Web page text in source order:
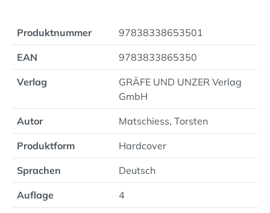
Produktnummer 97838338653501
EAN 9783833865350
Verlag
GRÄFE UND UNZER Verlag
GmbH
Autor Matschiess, Torsten
Produktform Hardcover
Sprachen Deutsch
Auflage 4